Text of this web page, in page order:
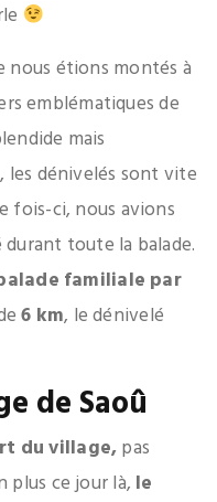
nous étions montés à
emblématiques de
mais
les dénivelés sont vite
fois-ci, nous avions
toute la balade.
familiale par
6 km, le dénivelé
de Saoû
du village,pas
plus ce jour là, le